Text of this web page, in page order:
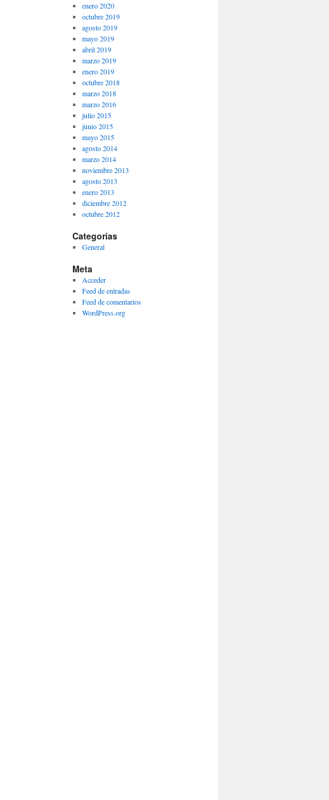
enero 2020
octubre 2019
agosto 2019
mayo 2019
abril 2019
marzo 2019
enero 2019
octubre 2018
marzo 2018
marzo 2016
julio 2015
junio 2015
mayo 2015
agosto 2014
marzo 2014
noviembre 2013
agosto 2013
enero 2013
diciembre 2012
octubre 2012
Categorías
General
Meta
Acceder
Feed de entradas
Feed de comentarios
WordPress.org